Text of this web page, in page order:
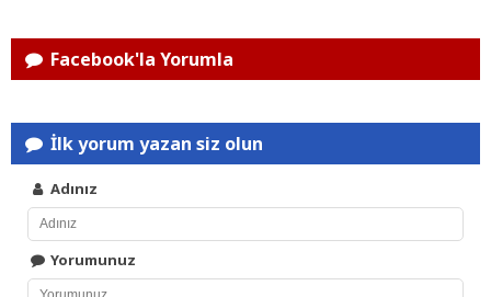
Facebook'la Yorumla
İlk yorum yazan siz olun
Adınız
Yorumunuz